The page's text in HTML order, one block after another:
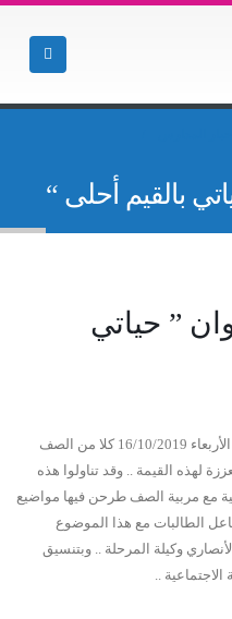
بالقيم أحلى “
” حياتي
تحت شعار حياتي بالقيم أحلى .. أقام اليوم الأربعاء 16/10/2019 كلا من الصف
لهذه القيمة .. وقد تناولوا هذه
مع مربية الصف طرحن فيها مواضيع
الطالبات مع هذا الموضوع
وكيلة المرحلة .. وبتنسيق
..